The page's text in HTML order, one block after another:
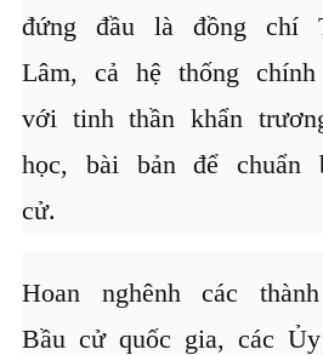
đứng đầu là đồng chí
Lâm, cả hệ thống
với tinh thần khẩn
học, bài bản để chuẩn
cử.
Hoan nghênh các
Bầu cử quốc gia, các